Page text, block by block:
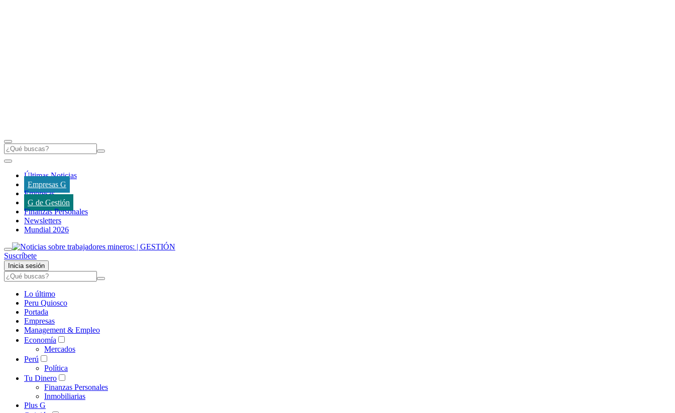
Últimas Noticias
Empresas G
Empresas
G de Gestión
Finanzas Personales
Newsletters
Mundial 2026
Suscríbete
Inicia sesión
Lo último
Peru Quiosco
Portada
Empresas
Management & Empleo
Economía
Mercados
Perú
Política
Tu Dinero
Finanzas Personales
Inmobiliarias
Plus G